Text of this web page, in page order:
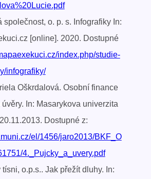
společnost, o. p. s. Infografiky In:
[online]. 2020. Dostupné
index.php/studie-
infografiky/
Oškrdalová. Osobní finance
úvěry. In: Masarykova univerzita
Dostupné z:
el/1456/jaro2013/BKF_O
4._Pujcky_a_uvery.pdf
o.p.s.. Jak přežít dluhy. In: